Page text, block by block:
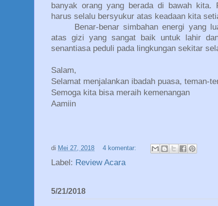
banyak orang yang berada di bawah kita.
harus selalu bersyukur atas keadaan kita
Benar-benar simbahan energi yang
atas gizi yang sangat baik untuk lahir
senantiasa peduli pada lingkungan sekitar
Salam,
Selamat menjalankan ibadah puasa, teman-
Semoga kita bisa meraih kemenangan
Aamiin
di Mei 27, 2018 4 komentar:
Label: Review Acara
5/21/2018